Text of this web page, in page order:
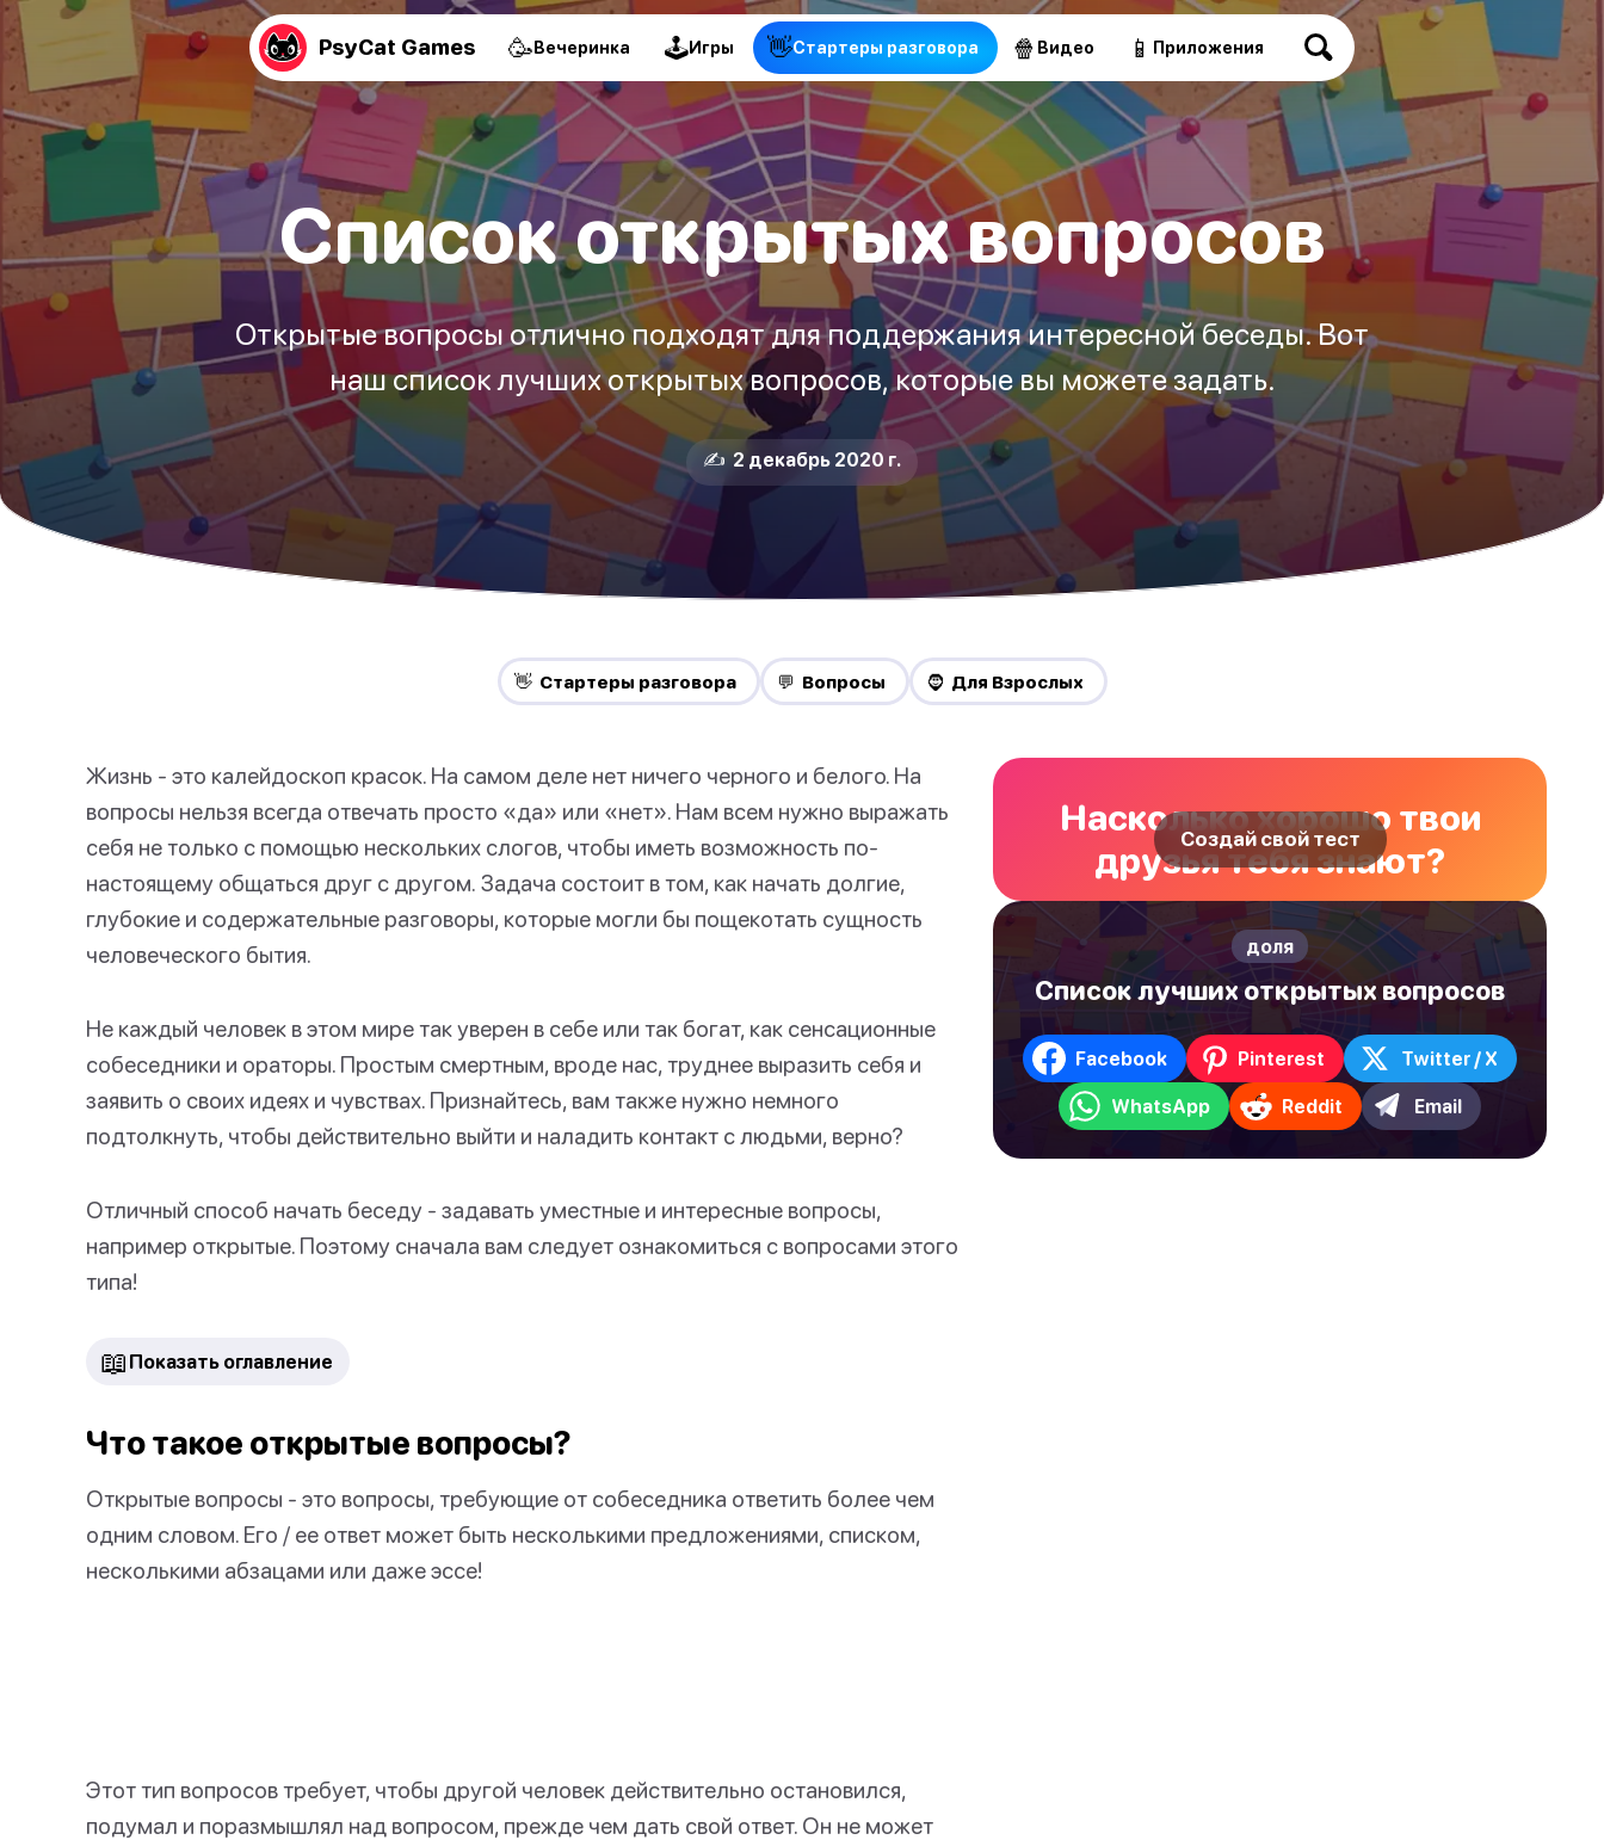
PsyCat Games 🥳Вечеринка 🕹Игры 👋Стартеры разговора 🍿 Видео 📱 Приложения
Список открытых вопросов
Открытые вопросы отлично подходят для поддержания интересной беседы. Вот
наш список лучших открытых вопросов, которые вы можете задать.
✍️ 2 декабрь 2020 г.
👋 Стартеры разговора 💬 Вопросы 🧔 Для Взрослых
Жизнь - это калейдоскоп красок. На самом деле нет ничего черного и белого. На
вопросы нельзя всегда отвечать просто «да» или «нет». Нам всем нужно выражать
себя не только с помощью нескольких слогов, чтобы иметь возможность по-
настоящему общаться друг с другом. Задача состоит в том, как начать долгие,
глубокие и содержательные разговоры, которые могли бы пощекотать сущность
человеческого бытия.
Не каждый человек в этом мире так уверен в себе или так богат, как сенсационные
собеседники и ораторы. Простым смертным, вроде нас, труднее выразить себя и
заявить о своих идеях и чувствах. Признайтесь, вам также нужно немного
подтолкнуть, чтобы действительно выйти и наладить контакт с людьми, верно?
Отличный способ начать беседу - задавать уместные и интересные вопросы,
например открытые. Поэтому сначала вам следует ознакомиться с вопросами этого
типа!
📖 Показать оглавление
Что такое открытые вопросы?
Открытые вопросы - это вопросы, требующие от собеседника ответить более чем
одним словом. Его / ее ответ может быть несколькими предложениями, списком,
несколькими абзацами или даже эссе!
Этот тип вопросов требует, чтобы другой человек действительно остановился,
подумал и поразмышлял над вопросом, прежде чем дать свой ответ. Он не может
Насколько хорошо твои
друзья тебя знают?
Создай свой тест
доля
Список лучших открытых вопросов
Facebook Pinterest Twitter / X
WhatsApp Reddit Email